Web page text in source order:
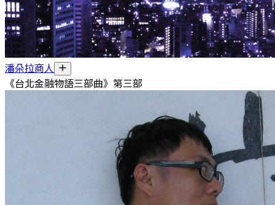
潘朵拉商人
《台北金融物語三部曲》第三部